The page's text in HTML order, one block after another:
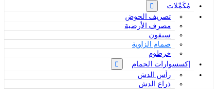
مُكَمِّلات
تصريف الحوض
مصرف الأرضية
سيفون
صمام الزاوية
خرطوم
إكسسوارات الحمام
رأس الدش
ذراع الدش